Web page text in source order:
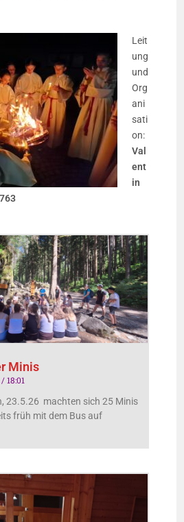
Leit
ung
und
Org
ani
sati
on:
Val
ent
in
Minis
18:01
23.5.26 machten sich 25 Minis
früh mit dem Bus auf